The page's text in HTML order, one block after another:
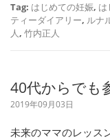
Tag: はじめての妊娠, は
ティーダイアリー, ルナ
人, 竹内正人
40代からでも
2019年09月03日
未来のママのレッス